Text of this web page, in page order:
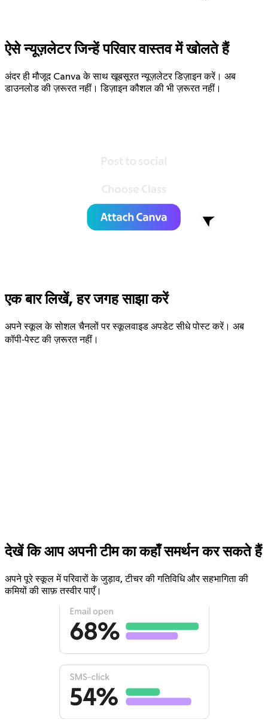
ऐसे न्यूज़लेटर जिन्हें परिवार वास्तव में खोलते हैं
अंदर ही मौजूद Canva के साथ खूबसूरत न्यूज़लेटर डिज़ाइन करें। अब
डाउनलोड की ज़रूरत नहीं। डिज़ाइन कौशल की भी ज़रूरत नहीं।
एक बार लिखें, हर जगह साझा करें
अपने स्कूल के सोशल चैनलों पर स्कूलवाइड अपडेट सीधे पोस्ट करें। अब
कॉपी‑पेस्ट की ज़रूरत नहीं।
देखें कि आप अपनी टीम का कहाँ समर्थन कर सकते हैं
अपने पूरे स्कूल में परिवारों के जुड़ाव, टीचर की गतिविधि और सहभागिता की
कमियों की साफ़ तस्वीर पाएँ।